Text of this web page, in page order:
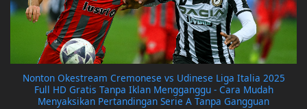
Nonton Okestream Cremonese vs Udinese Liga Italia 2025
Full HD Gratis Tanpa Iklan Mengganggu - Cara Mudah
Menyaksikan Pertandingan Serie A Tanpa Gangguan